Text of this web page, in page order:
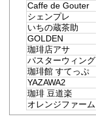
Caffe de Gouter
シェンプレ
いちの蔵茶助
GOLDEN
珈琲店アサ
パスターウィング
珈琲館 すてっぷ
YAZAWA2
珈琲 豆道楽
オレンジファーム